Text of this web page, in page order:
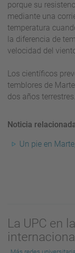
porque su
mediante una
temperatura
la diferencia de
velocidad del
Los científicos
temblores de
dos años terrestres.
Noticia
Un pie en
La UPC en